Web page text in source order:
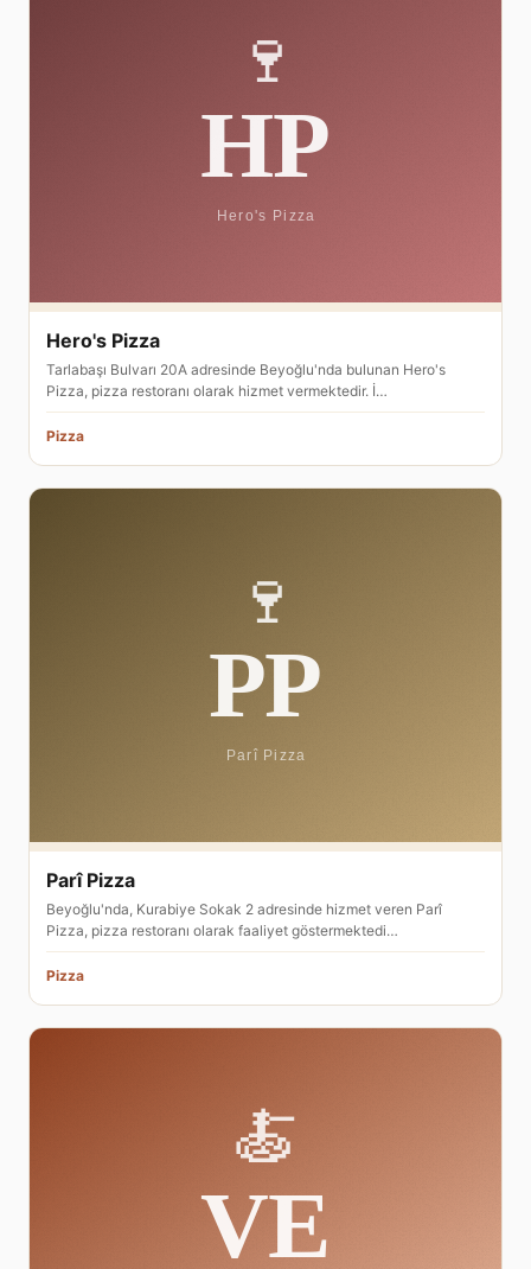
Hero's Pizza
Tarlabaşı Bulvarı 20A adresinde Beyoğlu'nda bulunan Hero's
Pizza, pizza restoranı olarak hizmet vermektedir. İ…
Pizza
Parî Pizza
Beyoğlu'nda, Kurabiye Sokak 2 adresinde hizmet veren Parî
Pizza, pizza restoranı olarak faaliyet göstermektedi…
Pizza